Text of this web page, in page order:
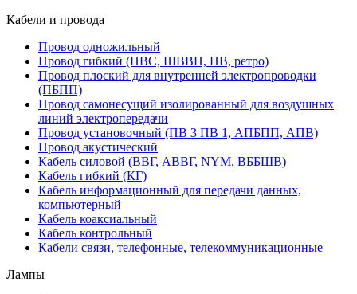
Кабели и провода
Провод одножильный
Провод гибкий (ПВС, ШВВП, ПВ, ретро)
Провод плоский для внутренней электропроводки
(ПБПП)
Провод самонесущий изолированный для воздушных
линий электропередачи
Провод установочный (ПВ 3 ПВ 1, АПБПП, АПВ)
Провод акустический
Кабель силовой (ВВГ, АВВГ, NYM, ВББШВ)
Кабель гибкий (КГ)
Кабель информационный для передачи данных,
компьютерный
Кабель коаксиальный
Кабель контрольный
Кабели связи, телефонные, телекоммуникационные
Лампы